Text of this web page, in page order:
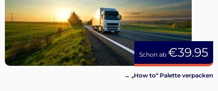
Schon ab €39.95
→ „How to“ Palette verpacken